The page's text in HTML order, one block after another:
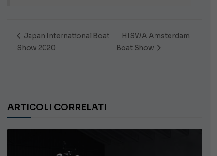
Japan International Boat
Show 2020
HISWA Amsterdam
Boat Show
ARTICOLI CORRELATI